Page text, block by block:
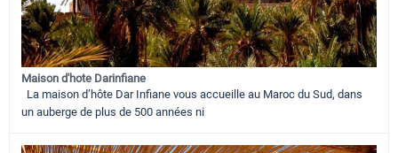
Maison d'hote Darinfiane
La maison d’hôte Dar Infiane vous accueille au Maroc du Sud, dans
un auberge de plus de 500 années ni